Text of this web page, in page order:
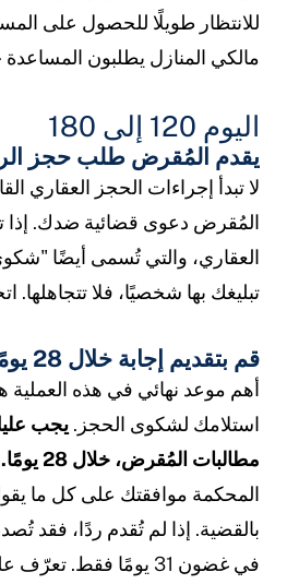
للانتظار طويلًا للحصول على
مالكي المنازل يطلبون المساعدة
اليوم 120 إلى 180
يقدم المُقرض طلب حجز
لا تبدأ إجراءات الحجز العقاري
المُقرض دعوى قضائية ضدك. إذا
العقاري، والتي تُسمى أيضًا
تبليغك بها شخصيًا، فلا تتجاهلها.
قم بتقديم إجابة خلال 28 يومًا
استلامك لشكوى الحجز. يجب
مطالبات المُقرض، خلال 28 يومًا.
المحكمة موافقتك على كل ما
بالقضية. إذا لم تُقدم ردًا، فقد
في غضون 31 يومًا فقط. تعرّف على